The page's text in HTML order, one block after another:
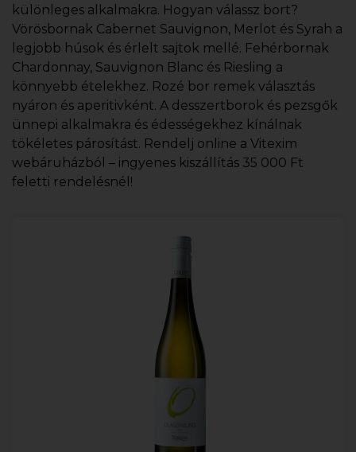
különleges alkalmakra. Hogyan válassz bort?
Vörösbornak Cabernet Sauvignon, Merlot és Syrah a
legjobb húsok és érlelt sajtok mellé. Fehérbornak
Chardonnay, Sauvignon Blanc és Riesling a
könnyebb ételekhez. Rozé bor remek választás
nyáron és aperitivként. A desszertborok és pezsgők
ünnepi alkalmakra és édességekhez kínálnak
tökéletes párosítást. Rendelj online a Vitexim
webáruházból – ingyenes kiszállítás 35 000 Ft
feletti rendelésnél!